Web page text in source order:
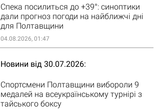
Спека посилиться до +39°: синоптики
дали прогноз погоди на найближчі дні
для Полтавщини
04.08.2026, 01:47
Новини від 30.07.2026
Спортсмени Полтавщини вибороли 9
медалей на всеукраїнському турнірі з
тайського боксу